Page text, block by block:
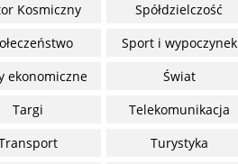
Kosmiczny
Spółdzielczość
Sport i wypoczynek
ekonomiczne
Świat
Targi
Telekomunikacja
Turystyka